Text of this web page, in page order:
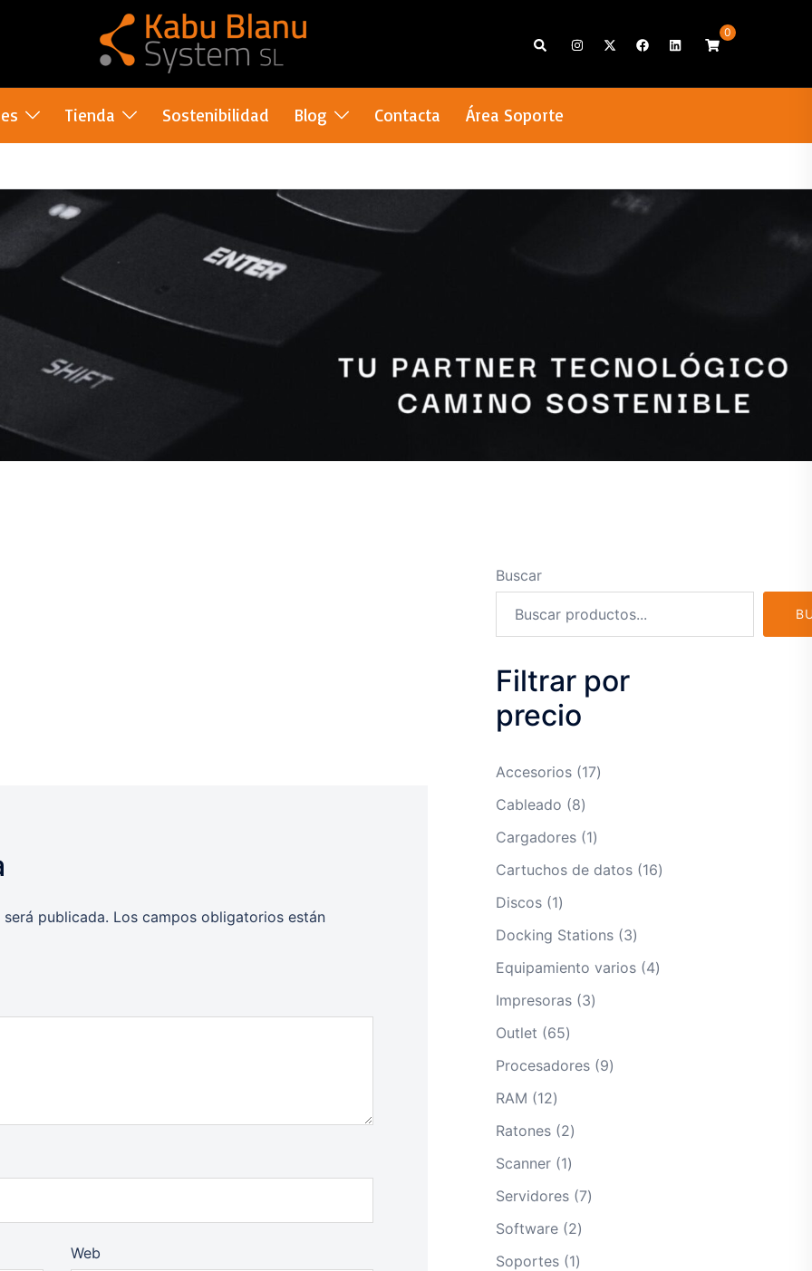
Search
0
Tienda Sostenibilidad Blog Contacta Área Soporte
publicada. Los campos obligatorios están
Web
Buscar
Filtrar por
precio
Accesorios 1717
Cableado 88
productos
Cargadores 11
producto
Cartuchos de datos 1616
Discos 11
producto
Docking Stations 33
productos
Equipamiento varios 44
Impresoras 33
Outlet 6565
productos
Procesadores 99
RAM 1212
productos
Ratones 22
productos
Scanner 11
producto
Servidores 77
Software 22
productos
Soportes 11